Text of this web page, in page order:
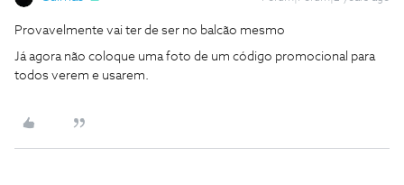
Provavelmente vai ter de ser no balcão mesmo
Já agora não coloque uma foto de um código promocional para
todos verem e usarem.